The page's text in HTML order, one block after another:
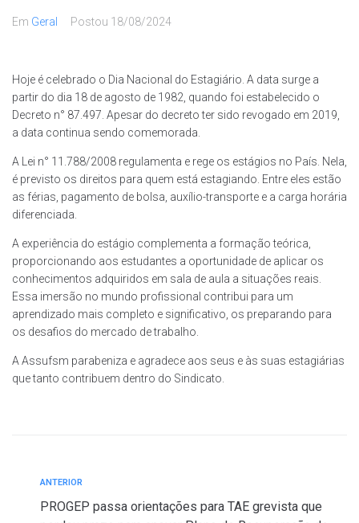
Em Geral Postou 18/08/2024
Hoje é celebrado o Dia Nacional do Estagiário. A data surge a
partir do dia 18 de agosto de 1982, quando foi estabelecido o
Decreto n° 87.497. Apesar do decreto ter sido revogado em 2019,
a data continua sendo comemorada.
A Lei n° 11.788/2008 regulamenta e rege os estágios no País. Nela,
é previsto os direitos para quem está estagiando. Entre eles estão
as férias, pagamento de bolsa, auxílio-transporte e a carga horária
diferenciada.
A experiência do estágio complementa a formação teórica,
proporcionando aos estudantes a oportunidade de aplicar os
conhecimentos adquiridos em sala de aula a situações reais.
Essa imersão no mundo profissional contribui para um
aprendizado mais completo e significativo, os preparando para
os desafios do mercado de trabalho.
A Assufsm parabeniza e agradece aos seus e às suas estagiárias
que tanto contribuem dentro do Sindicato.
ANTERIOR
PROGEP passa orientações para TAE grevista que